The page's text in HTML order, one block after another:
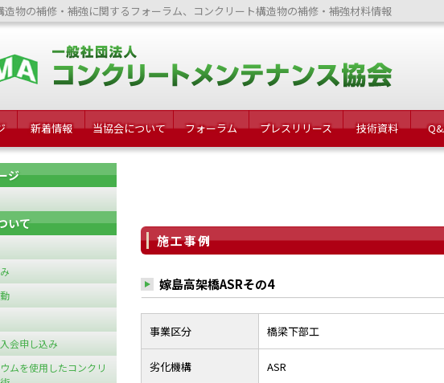
造物の補修・補強に関するフォーラム、コンクリート構造物の補修・補強材料情報
新着情報 当協会について フォーラム プレスリリース 技術資料
施工事例
嫁島高架橋ASRその4
事業区分 橋梁下部工
劣化機構 ASR
ジ
いて
会申し込み
ムを使用したコンクリ